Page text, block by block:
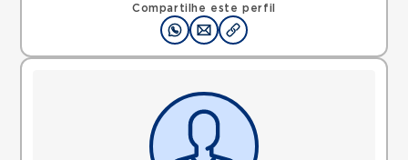
Compartilhe este perfil